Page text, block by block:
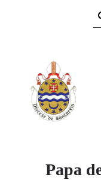
Papa
A DIOCESE
CELEBRAÇÃO
VIDA CRISTÃ
NOTÍCIAS